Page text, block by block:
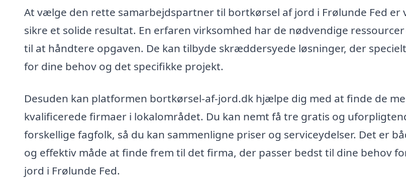
At vælge den rette samarbejdspartner til bortkørsel af jord i Frølunde Fed er
sikre et solide resultat. En erfaren virksomhed har de nødvendige
til at håndtere opgaven. De kan tilbyde skræddersyede løsninger, der
for dine behov og det specifikke projekt.
Desuden kan platformen bortkørsel-af-jord.dk hjælpe dig med at finde de
kvalificerede firmaer i lokalområdet. Du kan nemt få tre gratis og
forskellige fagfolk, så du kan sammenligne priser og serviceydelser. Det er
og effektiv måde at finde frem til det firma, der passer bedst til dine behov
jord i Frølunde Fed.